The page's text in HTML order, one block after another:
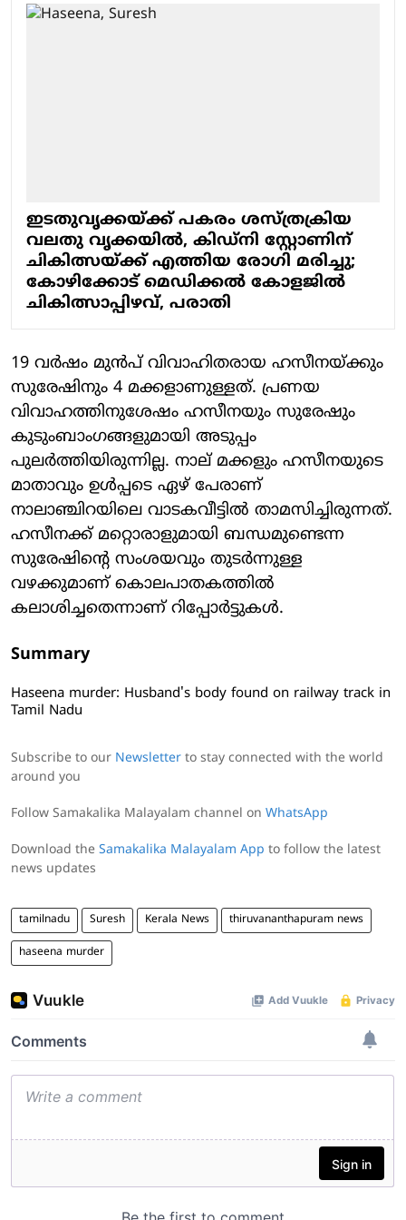
ഇടതുവൃക്കയ്ക്ക് പകരം ശസ്ത്രക്രിയ
വലതു വൃക്കയിൽ, കിഡ്‌നി സ്റ്റോണിന്
ചികിത്സയ്ക്ക് എത്തിയ രോഗി മരിച്ചു;
കോഴിക്കോട് മെഡിക്കല്‍ കോളജില്‍
ചികിത്സാപ്പിഴവ്, പരാതി
19 വർഷം മുൻപ് വിവാഹിതരായ ഹസീനയ്ക്കും
സുരേഷിനും 4 മക്കളാണുള്ളത്. പ്രണയ
വിവാഹത്തിനുശേഷം ഹസീനയും സുരേഷും
കുടുംബാംഗങ്ങളുമായി അടുപ്പം
പുലർത്തിയിരുന്നില്ല. നാല് മക്കളും ഹസീനയുടെ
മാതാവും ഉള്‍പ്പടെ ഏഴ് പേരാണ്
നാലാഞ്ചിറയിലെ വാടകവീട്ടിൽ താമസിച്ചിരുന്നത്.
ഹസീനക്ക് മറ്റൊരാളുമായി ബന്ധമുണ്ടെന്ന
സുരേഷിന്‍റെ സംശയവും തുടർന്നുള്ള
വഴക്കുമാണ് കൊലപാതകത്തിൽ
കലാശിച്ചതെന്നാണ് റിപ്പോർട്ടുകൾ.
Summary
Haseena murder: Husband's body found on railway track in
Tamil Nadu
Subscribe to our Newsletter to stay connected with the world
around you
Follow Samakalika Malayalam channel on WhatsApp
Download the Samakalika Malayalam App to follow the latest
news updates
tamilnadu Suresh Kerala News thiruvananthapuram news
haseena murder